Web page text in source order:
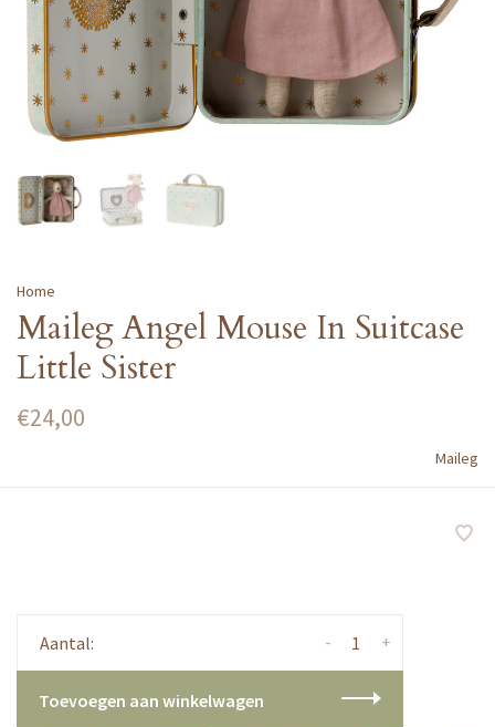
Home
Maileg Angel Mouse In Suitcase
Little Sister
€24,00
Maileg
Aantal: +
-
Toevoegen aan winkelwagen